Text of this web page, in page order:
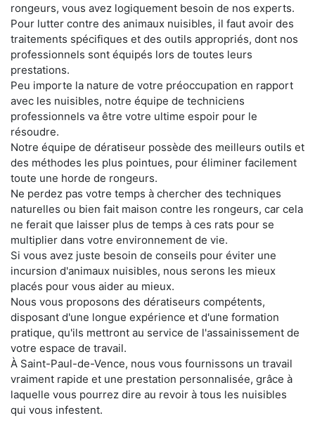
rongeurs, vous avez logiquement besoin de nos experts.
Pour lutter contre des animaux nuisibles, il faut avoir des
traitements spécifiques et des outils appropriés, dont nos
professionnels sont équipés lors de toutes leurs
prestations.
Peu importe la nature de votre préoccupation en rapport
avec les nuisibles, notre équipe de techniciens
professionnels va être votre ultime espoir pour le
résoudre.
Notre équipe de dératiseur possède des meilleurs outils et
des méthodes les plus pointues, pour éliminer facilement
toute une horde de rongeurs.
Ne perdez pas votre temps à chercher des techniques
naturelles ou bien fait maison contre les rongeurs, car cela
ne ferait que laisser plus de temps à ces rats pour se
multiplier dans votre environnement de vie.
Si vous avez juste besoin de conseils pour éviter une
incursion d'animaux nuisibles, nous serons les mieux
placés pour vous aider au mieux.
Nous vous proposons des dératiseurs compétents,
disposant d'une longue expérience et d'une formation
pratique, qu'ils mettront au service de l'assainissement de
votre espace de travail.
À Saint-Paul-de-Vence, nous vous fournissons un travail
vraiment rapide et une prestation personnalisée, grâce à
laquelle vous pourrez dire au revoir à tous les nuisibles
qui vous infestent.